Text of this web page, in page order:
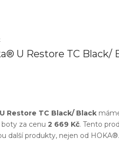
U Restore TC Black/
Restore TC Black/ Black
boty za cenu 2 669 Kč. Tento
další produkty, nejen od HOKA®.